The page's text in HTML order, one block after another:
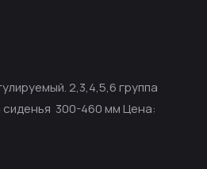
2,3,4,5,6 группа
300-460 мм Цена: